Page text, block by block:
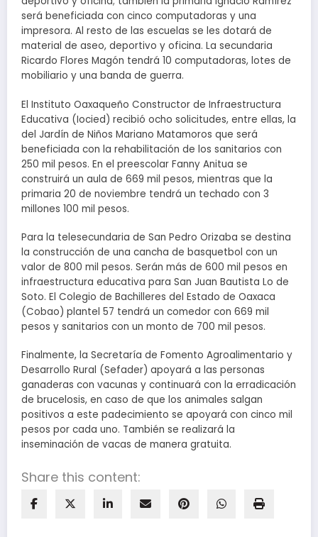
será beneficiada con cinco computadoras y una
impresora. Al resto de las escuelas se les dotará de
material de aseo, deportivo y oficina. La secundaria
Ricardo Flores Magón tendrá 10 computadoras, lotes de
mobiliario y una banda de guerra.
El Instituto Oaxaqueño Constructor de Infraestructura
Educativa (Iocied) recibió ocho solicitudes, entre ellas, la
del Jardín de Niños Mariano Matamoros que será
beneficiada con la rehabilitación de los sanitarios con
250 mil pesos. En el preescolar Fanny Anitua se
construirá un aula de 669 mil pesos, mientras que la
primaria 20 de noviembre tendrá un techado con 3
millones 100 mil pesos.
Para la telesecundaria de San Pedro Orizaba se destina
la construcción de una cancha de basquetbol con un
valor de 800 mil pesos. Serán más de 600 mil pesos en
infraestructura educativa para San Juan Bautista Lo de
Soto. El Colegio de Bachilleres del Estado de Oaxaca
(Cobao) plantel 57 tendrá un comedor con 669 mil
pesos y sanitarios con un monto de 700 mil pesos.
Finalmente, la Secretaría de Fomento Agroalimentario y
Desarrollo Rural (Sefader) apoyará a las personas
ganaderas con vacunas y continuará con la erradicación
de brucelosis, en caso de que los animales salgan
positivos a este padecimiento se apoyará con cinco mil
pesos por cada uno. También se realizará la
inseminación de vacas de manera gratuita.
Share this content: